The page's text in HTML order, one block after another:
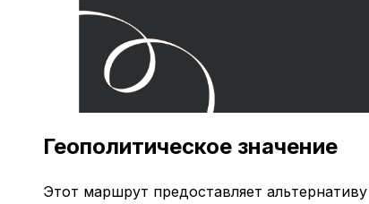
Геополитическое значение
Этот маршрут предоставляет